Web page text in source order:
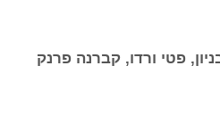
פטי ורדו, קברנה פרנק